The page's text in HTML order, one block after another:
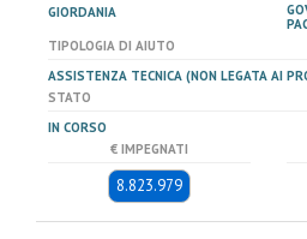
GIORDANIA
TIPOLOGIA DI AIUTO
ASSISTENZA TECNICA (NON LEGATA AI
STATO
IN CORSO
€ IMPEGNATI
8.823.979